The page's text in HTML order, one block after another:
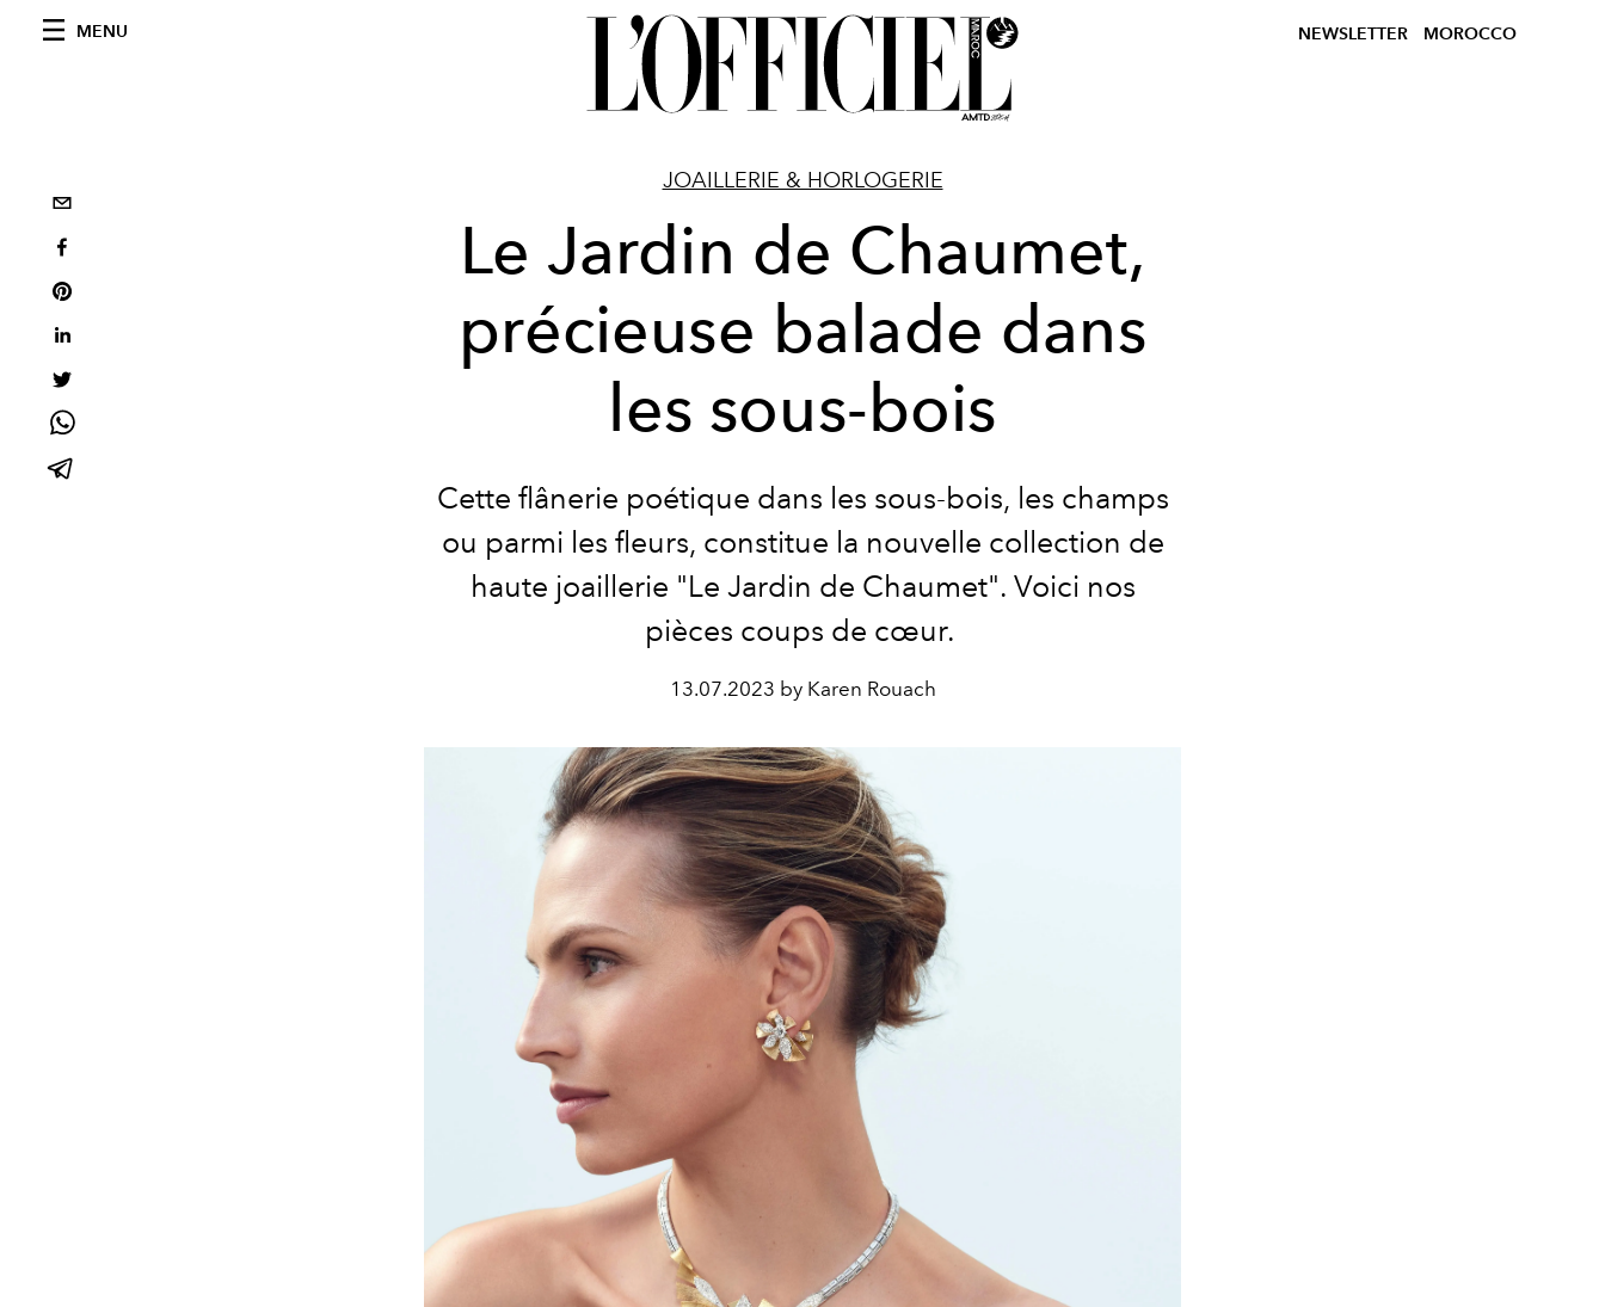
MENU NEWSLETTER MOROCCO
JOAILLERIE & HORLOGERIE
Le Jardin de Chaumet,
précieuse balade dans
les sous-bois
Cette flânerie poétique dans les sous-bois, les champs
ou parmi les fleurs, constitue la nouvelle collection de
haute joaillerie "Le Jardin de Chaumet". Voici nos
pièces coups de cœur.
13.07.2023 by Karen Rouach